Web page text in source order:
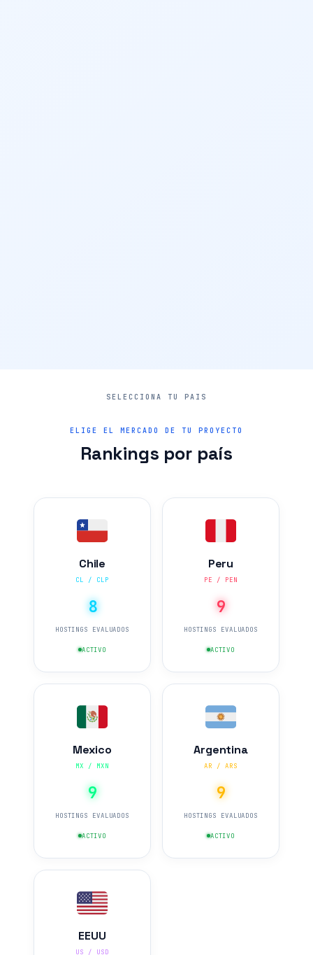
ELIGE EL MERCADO DE TU PROYECTO
Rankings por país
Chile
CL / CLP
8
HOSTINGS EVALUADOS
ACTIVO
Peru
PE / PEN
9
HOSTINGS EVALUADOS
ACTIVO
Mexico
MX / MXN
9
HOSTINGS EVALUADOS
ACTIVO
Argentina
AR / ARS
9
HOSTINGS EVALUADOS
ACTIVO
EEUU
US / USD